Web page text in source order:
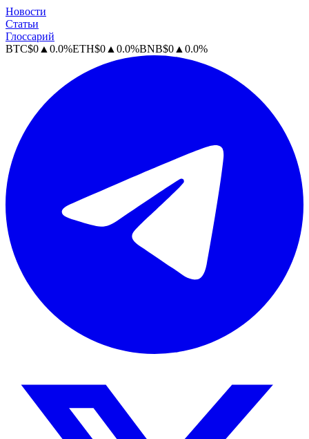
Новости
Статьи
Глоссарий
BTC$0 ▲ 0.0%ETH$0 ▲ 0.0%BNB$0 ▲ 0.0%